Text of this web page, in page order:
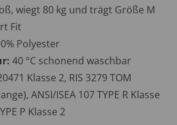
wiegt 80 kg und trägt Größe M
Fit
Polyester
40 °C schonend waschbar
Klasse 2, RIS 3279 TOM
ANSI/ISEA 107 TYPE R Klasse
P Klasse 2